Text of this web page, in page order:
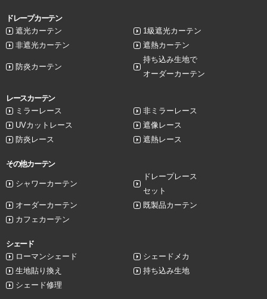
ドレープカーテン
遮光カーテン
1級遮光カーテン
非遮光カーテン
遮熱カーテン
防炎カーテン
持ち込み生地で
オーダーカーテン
レースカーテン
ミラーレース
非ミラーレース
UVカットレース
遮像レース
防炎レース
遮熱レース
その他カーテン
シャワーカーテン
ドレープレース
セット
オーダーカーテン
既製品カーテン
カフェカーテン
シェード
ローマンシェード
シェードメカ
生地貼り換え
持ち込み生地
シェード修理